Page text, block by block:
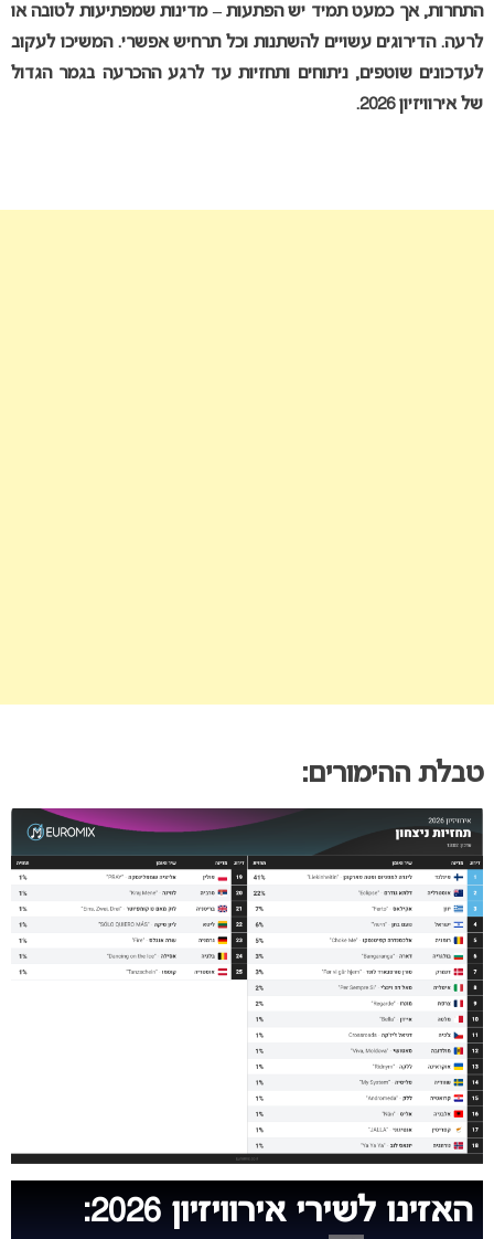
התחרות, אך כמעט תמיד יש הפתעות – מדינות שמפתיעות לטובה או
לרעה. הדירוגים עשויים להשתנות וכל תרחיש אפשרי. המשיכו לעקוב
לעדכונים שוטפים, ניתוחים ותחזיות עד לרגע ההכרעה בגמר הגדול
של אירוויזיון 2026.
טבלת ההימורים:
האזינו לשירי אירוויזיון 2026: